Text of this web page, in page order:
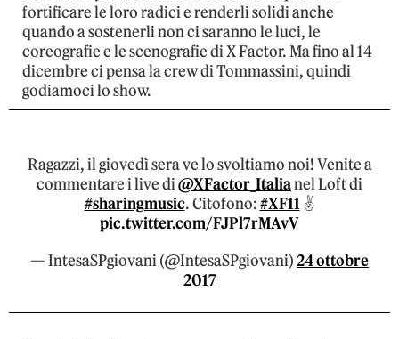
fortificare le loro radici e renderli solidi anche
quando a sostenerli non ci saranno le luci, le
coreografie e le scenografie di X Factor. Ma fino al 14
dicembre ci pensa la crew di Tommassini, quindi
godiamoci lo show.
Ragazzi, il giovedì sera ve lo svoltiamo noi! Venite a
commentare i live di@XFactor_Italianel Loft di
#sharingmusic. Citofono:#XF11✌️
pic.twitter.com/FJPl7rMAvV
— IntesaSPgiovani (@IntesaSPgiovani)24 ottobre
2017